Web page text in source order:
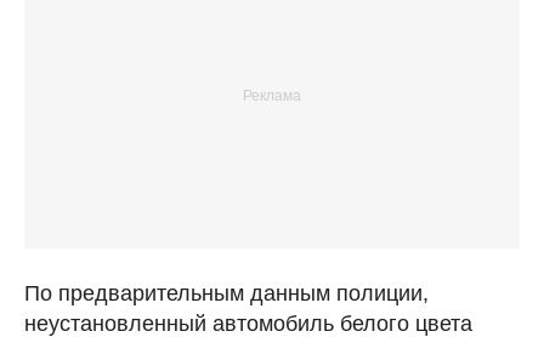
По предварительным данным полиции,
неустановленный автомобиль белого цвета